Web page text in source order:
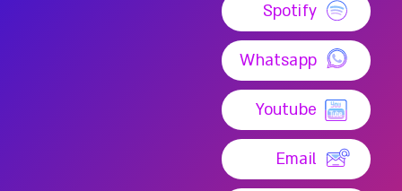
Spotify
Whatsapp
Youtube
Email